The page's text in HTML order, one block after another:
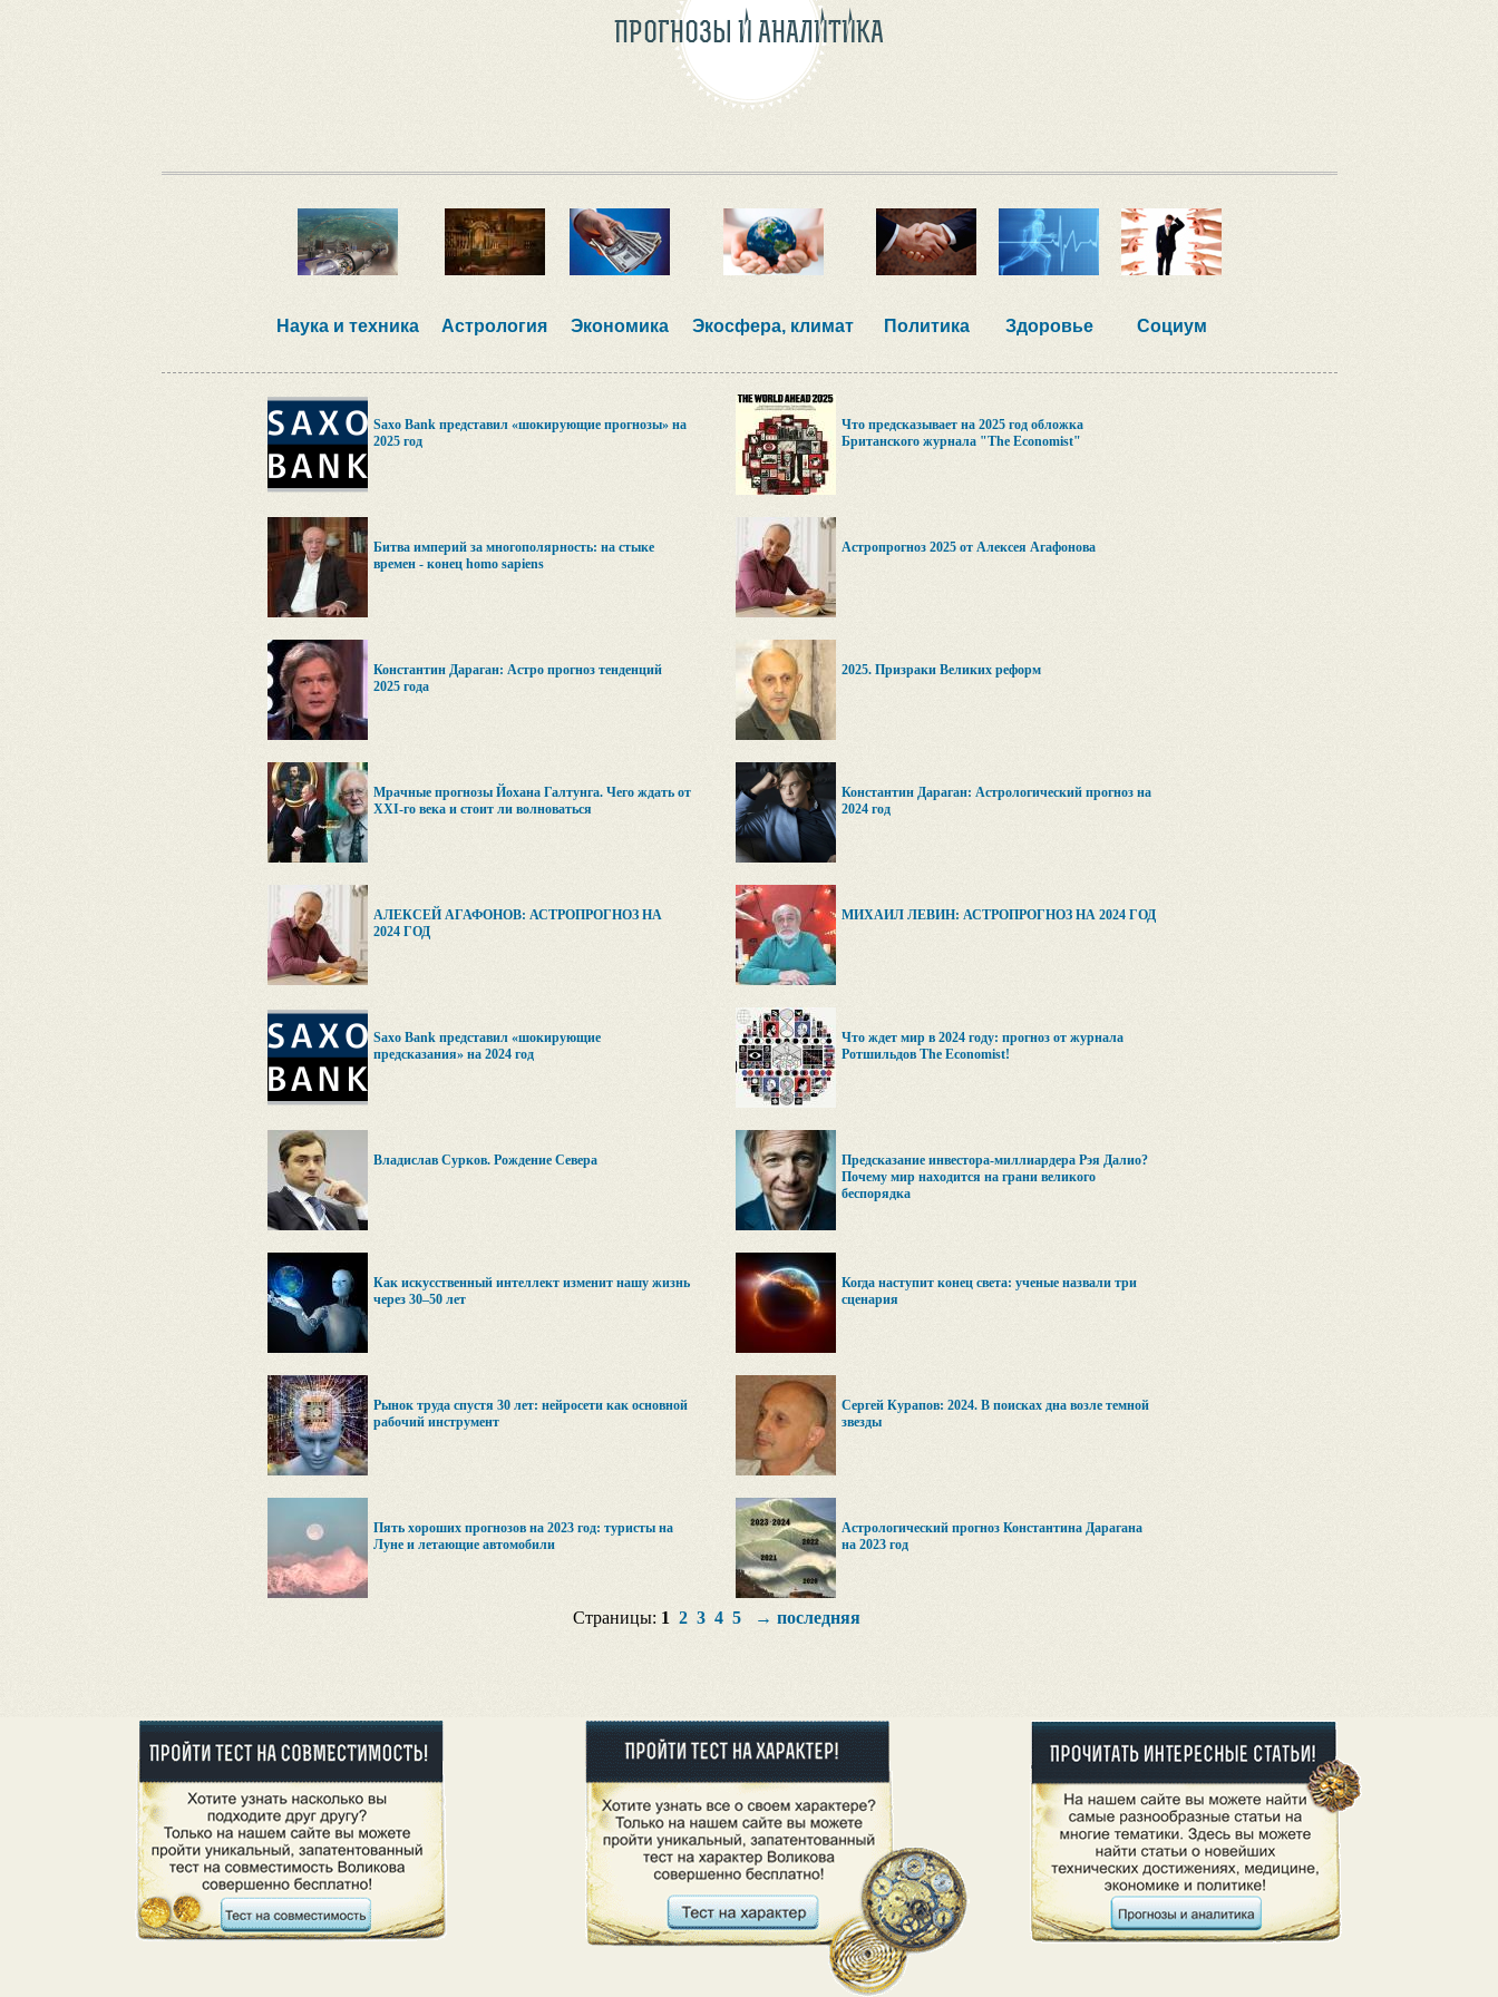
ПРОГНОЗЫ И АНАЛИТИКА
Наука и техника Астрология Экономика Экосфера, климат Политика Здоровье Социум
Saxo Bank представил «шокирующие прогнозы» на
2025 год
Что предсказывает на 2025 год обложка
Британского журнала "The Economist"
Битва империй за многополярность: на стыке
времен - конец homo sapiens
Астропрогноз 2025 от Алексея Агафонова
Константин Дараган: Астро прогноз тенденций
2025 года
2025. Призраки Великих реформ
Мрачные прогнозы Йохана Галтунга. Чего ждать от
XXI-го века и стоит ли волноваться
Константин Дараган: Астрологический прогноз на
2024 год
АЛЕКСЕЙ АГАФОНОВ: АСТРОПРОГНОЗ НА
2024 ГОД
МИХАИЛ ЛЕВИН: АСТРОПРОГНОЗ НА 2024 ГОД
Saxo Bank представил «шокирующие
предсказания» на 2024 год
Что ждет мир в 2024 году: прогноз от журнала
Ротшильдов The Economist!
Владислав Сурков. Рождение Севера
Предсказание инвестора-миллиардера Рэя Далио?
Почему мир находится на грани великого
беспорядка
Как искусственный интеллект изменит нашу жизнь
через 30–50 лет
Когда наступит конец света: ученые назвали три
сценария
Рынок труда спустя 30 лет: нейросети как основной
рабочий инструмент
Сергей Курапов: 2024. В поисках дна возле темной
звезды
Пять хороших прогнозов на 2023 год: туристы на
Луне и летающие автомобили
Астрологический прогноз Константина Дарагана
на 2023 год
Страницы: 1 2 3 4 5 → последняя